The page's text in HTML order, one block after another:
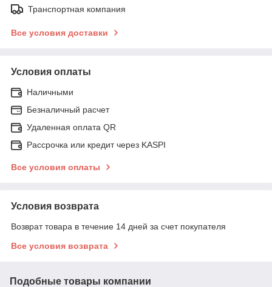
Транспортная компания
Все условия доставки
Условия оплаты
Наличными
Безналичный расчет
Удаленная оплата QR
Рассрочка или кредит через KASPI
Все условия оплаты
Условия возврата
Возврат товара в течение 14 дней за счет покупателя
Все условия возврата
Подобные товары компании